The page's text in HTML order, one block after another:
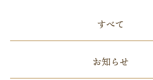
すべて
お知らせ